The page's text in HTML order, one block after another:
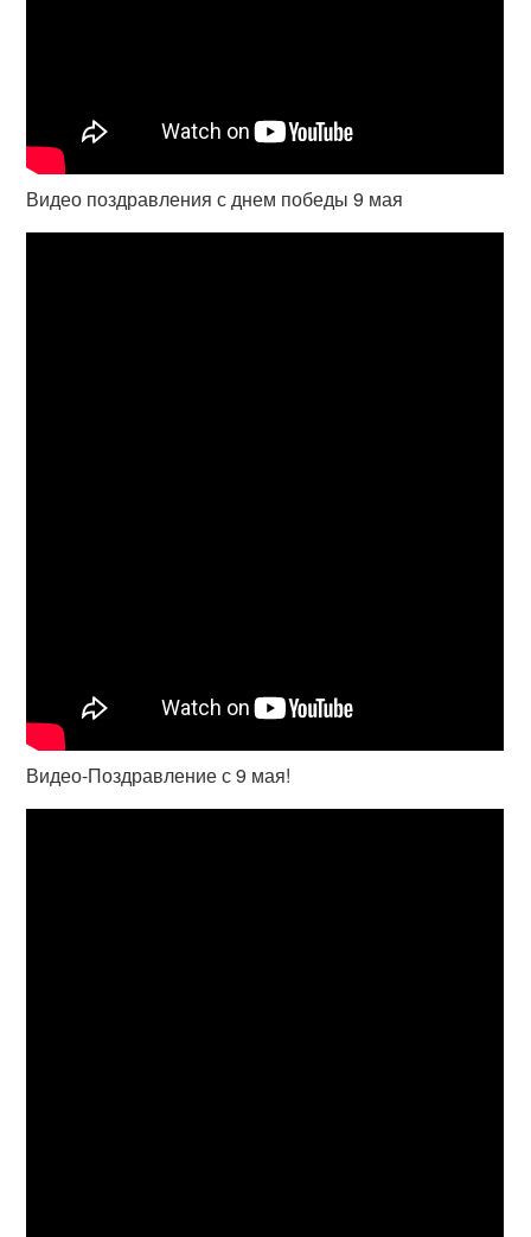
Видео поздравления с днем победы 9 мая
Видео-Поздравление с 9 мая!